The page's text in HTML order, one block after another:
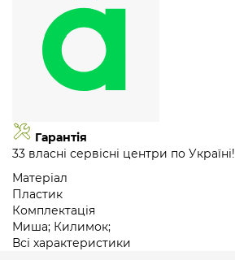
Гарантія
33 власні сервісні центри по Україні!
Матеріал
Пластик
Комплектація
Миша; Килимок;
Всі характеристики